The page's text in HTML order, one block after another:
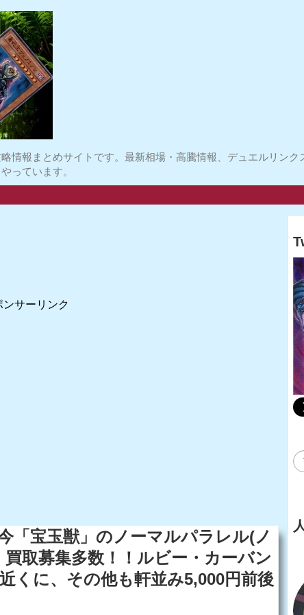
情報まとめサイトです。最新相場・高騰情報、デュエルリン
っています。
ンサーリンク
「宝玉獣」のノーマルパラレル(ノ
取募集多数！！ルビー・カーバン
くに、その他も軒並み5,000円前後